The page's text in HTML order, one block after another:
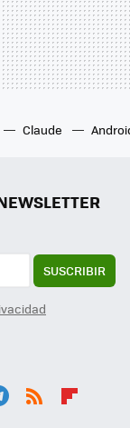
Claude
SUSCRIBIR